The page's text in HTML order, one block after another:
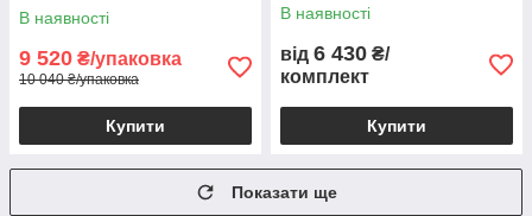
В наявності
9 520 ₴/упаковка
10 040 ₴/упаковка
Купити
В наявності
від 6 430 ₴/
комплект
Купити
Показати ще